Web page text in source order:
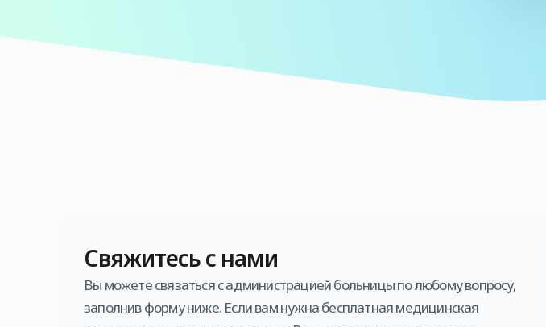
Свяжитесь с нами
Вы можете связаться с администрацией больницы по любому вопросу,
заполнив форму ниже. Если вам нужна бесплатная медицинская